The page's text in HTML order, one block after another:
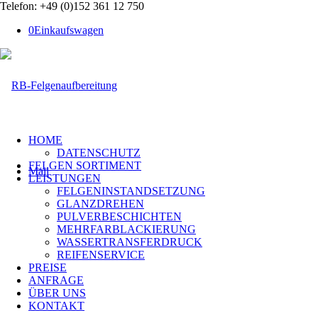
Telefon: +49 (0)152 361 12 750
0Einkaufswagen
Mail
HOME
DATENSCHUTZ
FELGEN SORTIMENT
LEISTUNGEN
FELGENINSTANDSETZUNG
GLANZDREHEN
PULVERBESCHICHTEN
MEHRFARBLACKIERUNG
WASSERTRANSFERDRUCK
REIFENSERVICE
PREISE
ANFRAGE
ÜBER UNS
KONTAKT